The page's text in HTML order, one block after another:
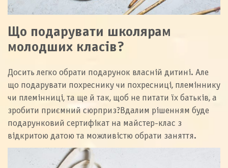
Що подарувати школярам
молодших класів?
Досить легко обрати подарунок власній дитині. Але
що подарувати похреснику чи похресниці, племіннику
чи племінниці, та ще й так, щоб не питати їх батьків, а
зробити приємний сюрприз? Вдалим рішенням буде
подарунковий сертифікат на майстер-клас з
відкритою датою та можливістю обрати заняття.